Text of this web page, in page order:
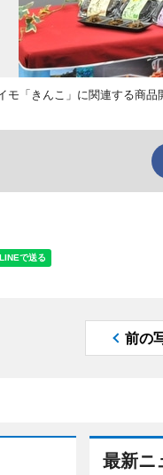
モ「きんこ」に関連する商
前の
最新ニ